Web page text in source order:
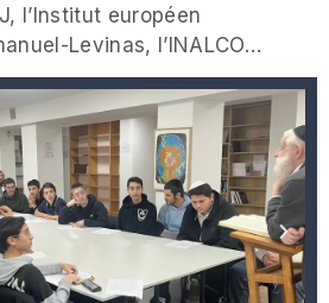
l’Institut européen
Levinas, l’INALCO…